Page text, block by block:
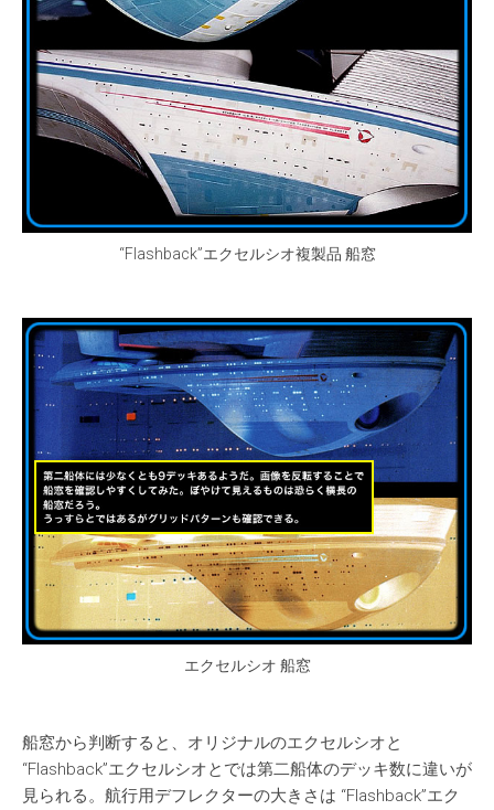
“Flashback”エクセルシオ複製品 船窓
エクセルシオ 船窓
船窓から判断すると、オリジナルのエクセルシオと
“Flashback”エクセルシオとでは第二船体のデッキ数に違いが
見られる。航行用デフレクターの大きさは “Flashback”エク